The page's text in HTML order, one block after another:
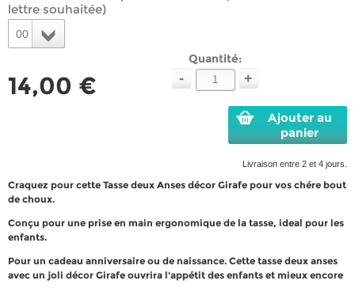
lettre souhaitée)
00
14,00 €
Quantité:
- +
Ajouter au
panier
Livraison entre 2 et 4 jours.
Craquez pour cette Tasse deux Anses décor Girafe pour vos chére bout
de choux.
Conçu pour une prise en main ergonomique de la tasse, ideal pour les
enfants.
Pour un cadeau anniversaire ou de naissance. Cette tasse deux anses
avec un joli décor Girafe ouvrira l'appétit des enfants et mieux encore